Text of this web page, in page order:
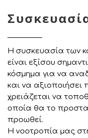
ΕΠΙΚΟΙΝΩΝΊΑ
B2B
Η συσκευασία των
είναι εξίσου
κόσμημα για να
και να αξιοποιήσει
χρειάζεται να
οποία θα το
προωθεί.
Η νοοτροπία μας